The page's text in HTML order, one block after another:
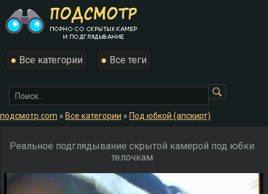
Все категории Все теги
подсмотр.com » Все категории » Под юбкой (апскирт)
Реальное подглядывание скрытой камерой под юбки
телочкам